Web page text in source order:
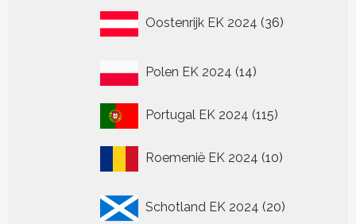
Oostenrijk EK 2024 36
producten
Polen EK 2024 1414
Portugal EK 2024 115115
Roemenië EK 2024 1010
Schotland EK 2024 20
producten